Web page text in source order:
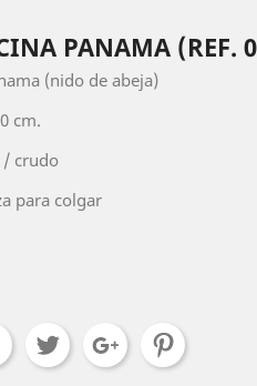
PANAMA (REF.
(nido de abeja)
cm.
/ crudo
para colgar